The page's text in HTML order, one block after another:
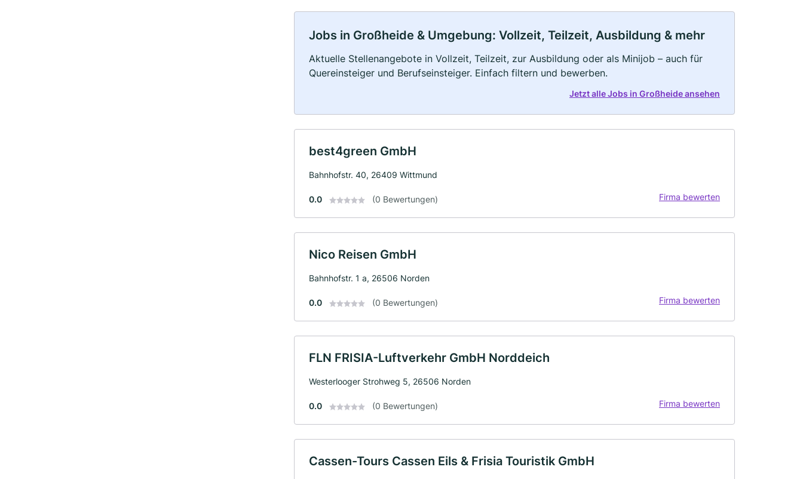
Jobs in Großheide & Umgebung: Vollzeit, Teilzeit, Ausbildung & mehr
Aktuelle Stellenangebote in Vollzeit, Teilzeit, zur Ausbildung oder als Minijob – auch für
Quereinsteiger und Berufseinsteiger. Einfach filtern und bewerben.
Jetzt alle Jobs in Großheide ansehen
best4green GmbH
Bahnhofstr. 40, 26409 Wittmund
0.0 (0 Bewertungen) Firma bewerten
Nico Reisen GmbH
Bahnhofstr. 1 a, 26506 Norden
0.0 (0 Bewertungen) Firma bewerten
FLN FRISIA-Luftverkehr GmbH Norddeich
Westerlooger Strohweg 5, 26506 Norden
0.0 (0 Bewertungen) Firma bewerten
Cassen-Tours Cassen Eils & Frisia Touristik GmbH